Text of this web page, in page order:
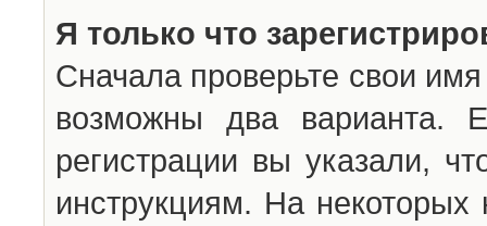
Я только что
Сначала проверьте свои
возможны два варианта.
регистрации вы указали,
инструкциям. На